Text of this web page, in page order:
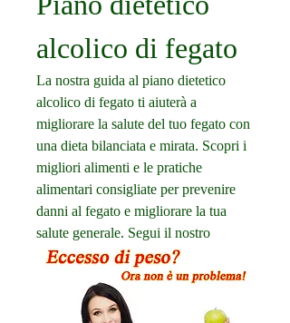
alcolico di fegato
La nostra guida al piano dietetico
alcolico di fegato ti aiuterà a
migliorare la salute del tuo fegato con
una dieta bilanciata e mirata. Scopri i
migliori alimenti e le pratiche
alimentari consigliate per prevenire
danni al fegato e migliorare la tua
salute generale. Segui il nostro